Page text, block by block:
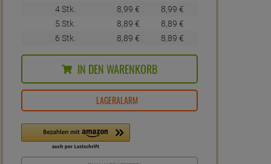
4 Stk.
8, 99 € 8, 99 €
5 Stk.
8, 89 € 8, 89 €
6 Stk.
8, 89 € 8, 89 €
IN DEN WARENKORB
LAGERALARM